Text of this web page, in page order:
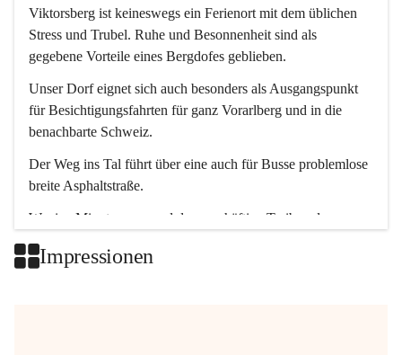
Viktorsberg ist keineswegs ein Ferienort mit dem üblichen
Stress und Trubel. Ruhe und Besonnenheit sind als
gegebene Vorteile eines Bergdofes geblieben.
Unser Dorf eignet sich auch besonders als Ausgangspunkt
für Besichtigungsfahrten für ganz Vorarlberg und in die
benachbarte Schweiz.
Der Weg ins Tal führt über eine auch für Busse problemlose
breite Asphaltstraße.
Wenige Minuten nur, und das geschäftige Treiben der
Impressionen